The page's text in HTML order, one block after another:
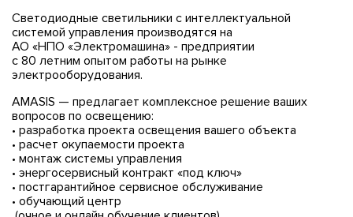
Светодиодные светильники с интеллектуальной
системой управления производятся на
АО «НПО «Электромашина» - предприятии
с 80 летним опытом работы на рынке
электрооборудования.
AMASIS — предлагает комплексное решение ваших
вопросов по освещению:
• разработка проекта освещения вашего объекта
• расчет окупаемости проекта
• монтаж системы управления
• энергосервисный контракт «под ключ»
• постгарантийное сервисное обслуживание
• обучающий центр